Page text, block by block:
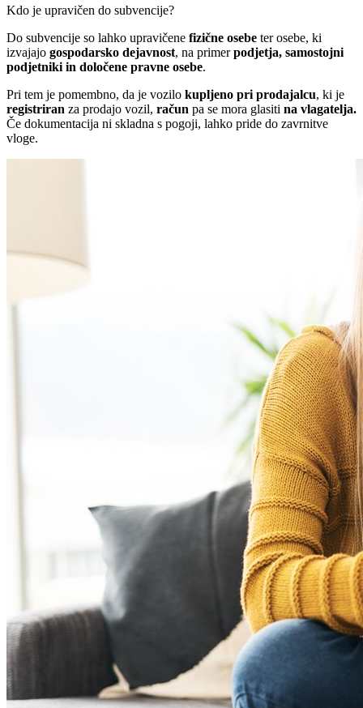
Kdo je upravičen do subvencije?
Do subvencije so lahko upravičene fizične osebe ter osebe, ki
izvajajo gospodarsko dejavnost, na primerpodjetja, samostojni
podjetniki in določene pravne osebe.
Pri tem je pomembno, da je vozilo kupljeno pri prodajalcu, ki je
registriran za prodajo vozil, račun pa se mora glasiti na vlagatelja.
Če dokumentacija ni skladna s pogoji, lahko pride do zavrnitve
vloge.